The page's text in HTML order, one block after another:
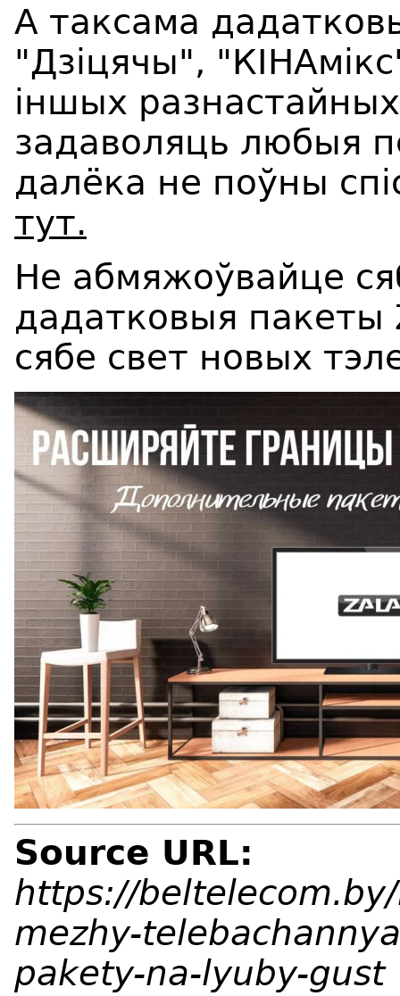
А таксама
"Дзіцячы",
іншых
задаволяць любыя
далёка не поўны
тут.
Не абмяжоўвайце
дадатковыя пакеты
сябе свет новых
Source URL:
https://
mezhy-
pakety-na-lyuby-gust